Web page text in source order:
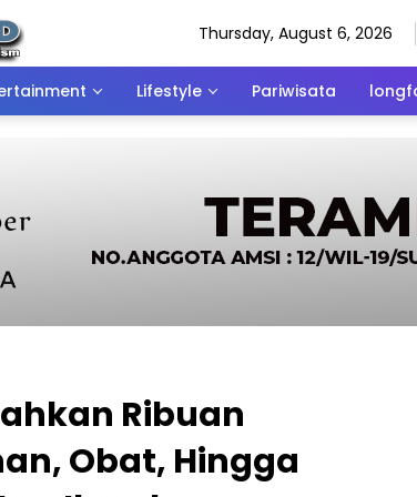
Thursday, August 6, 2026
Lifestyle Pariwisata
Ribuan
Obat, Hingga